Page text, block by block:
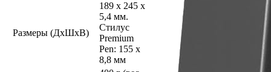
Размеры (ДхШхВ)
189 x 245 x
5,4 мм.
Стилус
Premium
Pen: 155 x
8,8 мм